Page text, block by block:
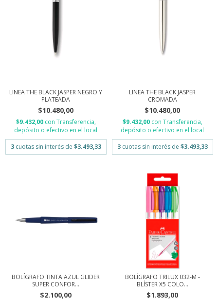
LINEA THE BLACK JASPER NEGRO Y
PLATEADA
$10.480,00
$9.432,00 con Transferencia,
depósito o efectivo en el local
3 cuotas sin interés de $3.493,33
LINEA THE BLACK JASPER
CROMADA
$10.480,00
$9.432,00 con Transferencia,
depósito o efectivo en el local
3 cuotas sin interés de $3.493,33
BOLÍGRAFO TINTA AZUL GLIDER
SUPER CONFOR...
$2.100,00
BOLÍGRAFO TRILUX 032-M -
BLÍSTER X5 COLO...
$1.893,00